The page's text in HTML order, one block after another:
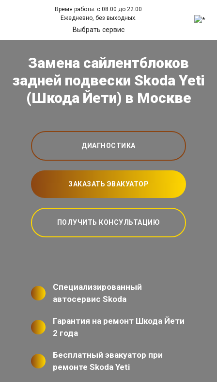
Время работы: с 08:00 до 22:00
Ежедневно, без выходных.
Выбрать сервис
Замена сайлентблоков
задней подвески Skoda Yeti
(Шкода Йети) в Москве
ДИАГНОСТИКА
ЗАКАЗАТЬ ЭВАКУАТОР
ПОЛУЧИТЬ КОНСУЛЬТАЦИЮ
Специализированный
автосервис Skoda
Гарантия на ремонт Шкода Йети
2 года
Бесплатный эвакуатор при
ремонте Skoda Yeti